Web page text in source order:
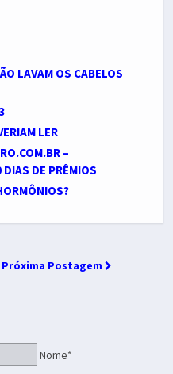
LAVAM OS CABELOS
LER
–
DE PRÊMIOS
Próxima Postagem
Nome*